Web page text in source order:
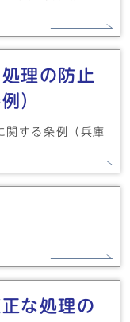
理の防止
）
関する条例（兵庫
な処理の